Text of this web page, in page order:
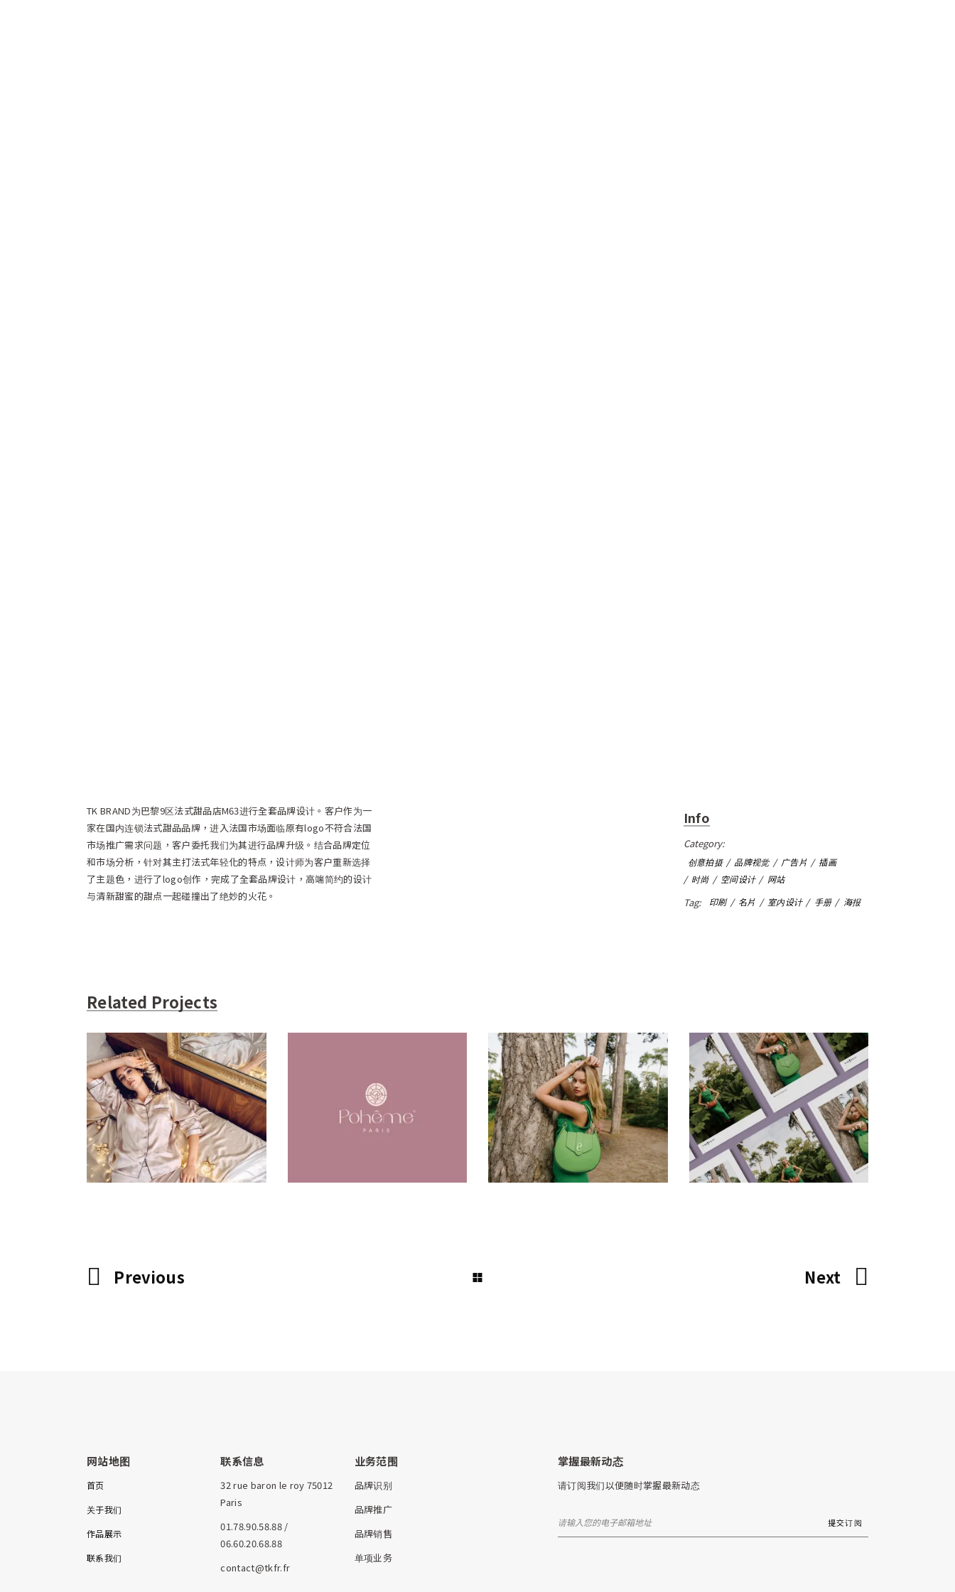
TK BRAND为巴黎9区法式甜品店M63进行全套品牌设计。客户作为一
家在国内连锁法式甜品品牌，进入法国市场面临原有logo不符合法国
市场推广需求问题，客户委托我们为其进行品牌升级。结合品牌定位
和市场分析，针对其主打法式年轻化的特点，设计师为客户重新选择
了主题色，进行了logo创作，完成了全套品牌设计，高端简约的设计
与清新甜蜜的甜点一起碰撞出了绝妙的火花。
Info
Category:
创意拍摄 品牌视觉 广告片
插画
时尚
空间设计 网站
Tag: 印刷 名片 室内设计 手册 海报
Related Projects
Soieplus 外拍
创意拍摄品牌视觉广告片插画时
尚空间设计网站
Poheme
创意拍摄品牌视觉 广告片
尚空间设计 网站
Frederic22 外拍
创意拍摄品牌视觉广告片插画 时
尚空间设计网站
Frederic22 手册
创意拍摄品牌视觉广告片 插画时
尚空间设计网站
Previous Next
网站地图
首页
关于我们
作品展示
联系我们
联系信息
32 rue baron le roy 75012
Paris
01.78.90.58.88 /
06.60.20.68.88
contact@tkfr.fr
业务范围
品牌识别
品牌推广
品牌销售
单项业务
掌握最新动态
请订阅我们以便随时掌握最新动态